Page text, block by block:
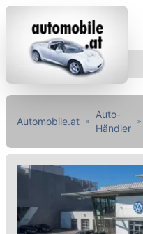
Automobile.at
Auto-
Händler